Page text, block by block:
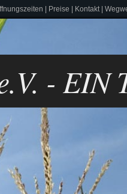
Preise Kontakt|
- EIN